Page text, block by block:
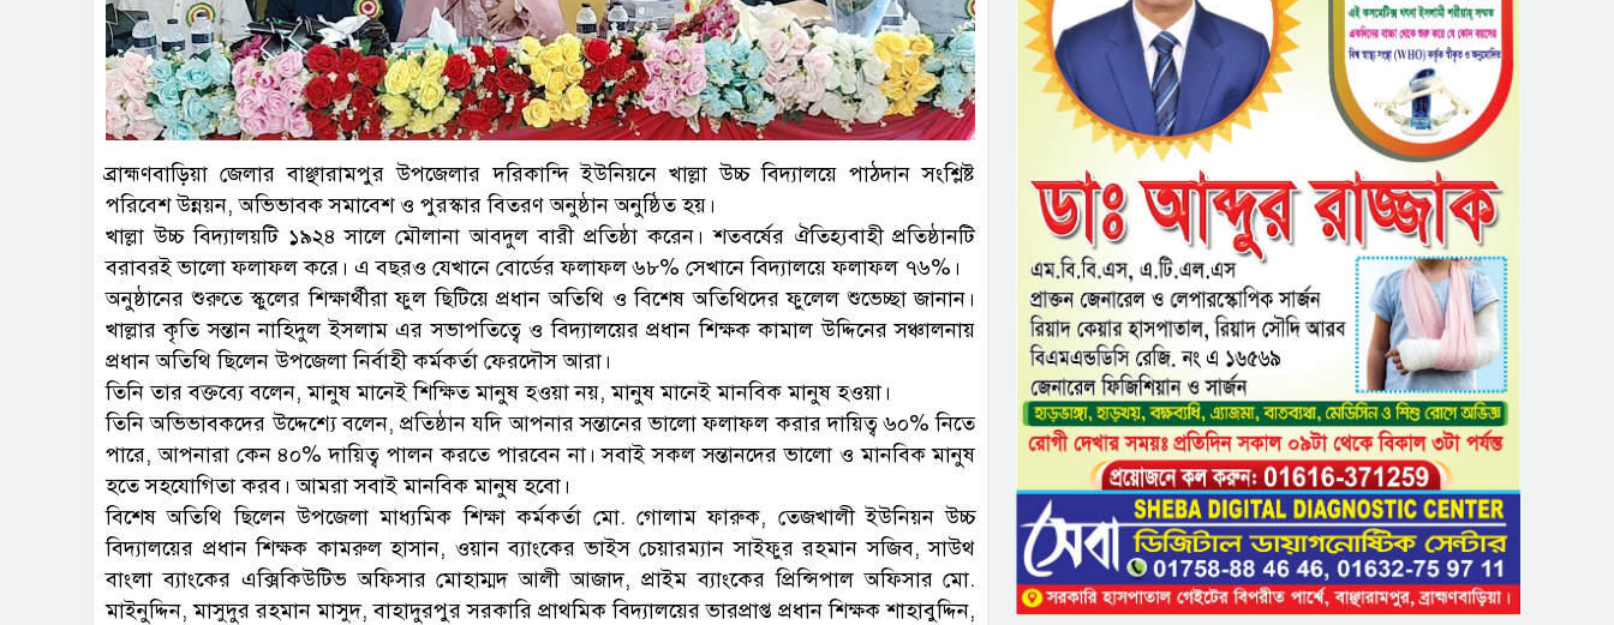
ব্রাহ্মণবাড়িয়া জেলার বাঞ্ছারামপুর উপজেলার দরিকান্দি ইউনিয়নে খাল্লা উচ্চ বিদ্যালয়ে পাঠদান সংশ্লিষ্ট
পরিবেশ উন্নয়ন, অভিভাবক সমাবেশ ও পুরস্কার বিতরণ অনুষ্ঠান অনুষ্ঠিত হয়।
খাল্লা উচ্চ বিদ্যালয়টি ১৯২৪ সালে মৌলানা আবদুল বারী প্রতিষ্ঠা করেন। শতবর্ষের ঐতিহ্যবাহী প্রতিষ্ঠানটি
বরাবরই ভালো ফলাফল করে। এ বছরও যেখানে বোর্ডের ফলাফল ৬৮% সেখানে বিদ্যালয়ে ফলাফল ৭৬%।
অনুষ্ঠানের শুরুতে স্কুলের শিক্ষার্থীরা ফুল ছিটিয়ে প্রধান অতিথি ও বিশেষ অতিথিদের ফুলেল শুভেচ্ছা জানান।
খাল্লার কৃতি সন্তান নাহিদুল ইসলাম এর সভাপতিত্বে ও বিদ্যালয়ের প্রধান শিক্ষক কামাল উদ্দিনের সঞ্চালনায়
প্রধান অতিথি ছিলেন উপজেলা নির্বাহী কর্মকর্তা ফেরদৌস আরা।
তিনি তার বক্তব্যে বলেন, মানুষ মানেই শিক্ষিত মানুষ হওয়া নয়, মানুষ মানেই মানবিক মানুষ হওয়া।
তিনি অভিভাবকদের উদ্দেশ্যে বলেন, প্রতিষ্ঠান যদি আপনার সন্তানের ভালো ফলাফল করার দায়িত্ব ৬০% নিতে
পারে, আপনারা কেন ৪০% দায়িত্ব পালন করতে পারবেন না। সবাই সকল সন্তানদের ভালো ও মানবিক মানুষ
হতে সহযোগিতা করব। আমরা সবাই মানবিক মানুষ হবো।
বিশেষ অতিথি ছিলেন উপজেলা মাধ্যমিক শিক্ষা কর্মকর্তা মো. গোলাম ফারুক, তেজখালী ইউনিয়ন উচ্চ
বিদ্যালয়ের প্রধান শিক্ষক কামরুল হাসান, ওয়ান ব্যাংকের ভাইস চেয়ারম্যান সাইফুর রহমান সজিব, সাউথ
বাংলা ব্যাংকের এক্সিকিউটিভ অফিসার মোহাম্মদ আলী আজাদ, প্রাইম ব্যাংকের প্রিন্সিপাল অফিসার মো.
মাইনুদ্দিন, মাসুদুর রহমান মাসুদ, বাহাদুরপুর সরকারি প্রাথমিক বিদ্যালয়ের ভারপ্রাপ্ত প্রধান শিক্ষক শাহাবুদ্দিন,